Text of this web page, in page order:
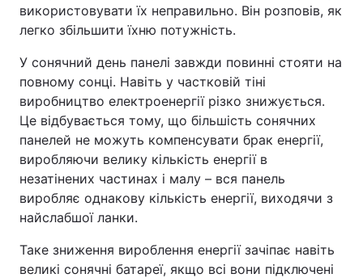
використовувати їх неправильно. Він розповів, як
легко збільшити їхню потужність.
У сонячний день панелі завжди повинні стояти на
повному сонці. Навіть у частковій тіні
виробництво електроенергії різко знижується.
Це відбувається тому, що більшість сонячних
панелей не можуть компенсувати брак енергії,
виробляючи велику кількість енергії в
незатінених частинах і малу – вся панель
виробляє однакову кількість енергії, виходячи з
найслабшої ланки.
Таке зниження вироблення енергії зачіпає навіть
великі сонячні батареї, якщо всі вони підключені